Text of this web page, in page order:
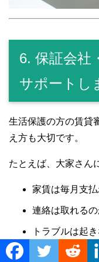
6. 保証会社
サポートし
生活保護の方の賃貸
え方も大切です。
たとえば、大家さん
家賃は毎月支
連絡は取れる
トラブルは起
長く住んでも